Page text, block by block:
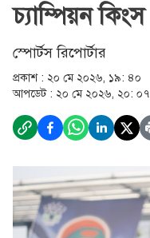
চ্যাম্পিয়ন কিংস
স্পোর্টস রিপোর্টার
প্রকাশ : ২০ মে ২০২৬, ১৯: ৪০
আপডেট : ২০ মে ২০২৬, ২০: ০৭